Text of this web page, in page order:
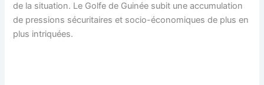
de la situation. Le Golfe de Guinée subit une accumulation
de pressions sécuritaires et socio-économiques de plus en
plus intriquées.